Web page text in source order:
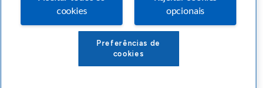
cookies
opcionais
Preferências de
cookies